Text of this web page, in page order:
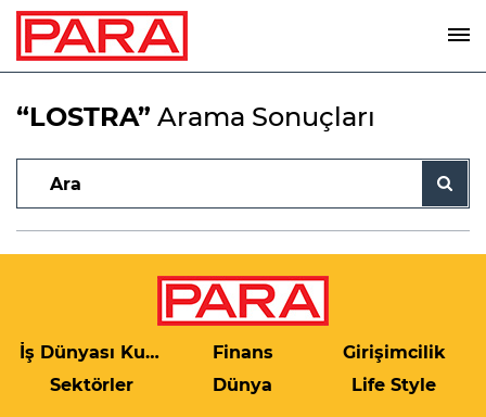
“LOSTRA” Arama Sonuçları
İş Dünyası Kulis Finans
Girişimcilik
Sektörler
Dünya Life Style